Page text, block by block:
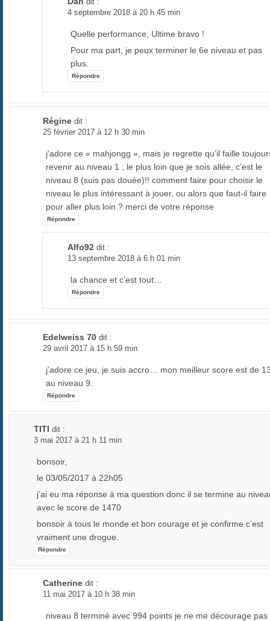
4 septembre 2018 à 20 h 45 min
Quelle performance, Ultime bravo !
Pour ma part, je peux terminer le 6e niveau et pas
plus.
Répondre
Régine dit :
25 février 2017 à 12 h 30 min
j’adore ce « mahjongg », mais je regrette qu’il faille
revenir au niveau 1 ; le plus loin que je sois allée, c’est le
niveau 8 (suis pas douée)!! comment faire pour choisir le
niveau le plus intéressant à jouer, ou alors que faut-il faire
pour aller plus loin ? merci de votre réponse
Répondre
Alfo92 dit :
13 septembre 2018 à 6 h 01 min
la chance et c’est tout…
Répondre
Edelweiss 70 dit :
29 avril 2017 à 15 h 59 min
j’adore ce jeu, je suis accro… mon meilleur score est de
au niveau 9.
Répondre
TITI dit :
3 mai 2017 à 21 h 11 min
bonsoir,
le 03/05/2017 à 22h05
j’ai eu ma réponse à ma question donc il se termine au
avec le score de 1470
bonsoir à tous le monde et bon courage et je confirme c’est
vraiment une drogue.
Répondre
Catherine dit :
11 mai 2017 à 10 h 38 min
niveau 8 terminé avec 994 points je ne me décourage pas